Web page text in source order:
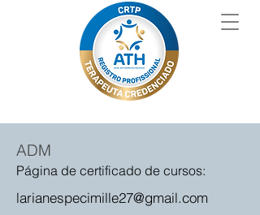
ADM
Página de certificado de cursos:
larianespecimille27@gmail.com